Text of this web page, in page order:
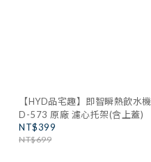
【HYD品宅趣】即智瞬熱飲水機
D-573 原廠 濾心托架(含上蓋)
NT$399
NT$699